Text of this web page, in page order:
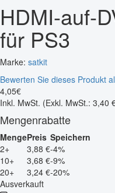
HDMI-auf-
für PS3
Marke: satkit
Bewerten Sie dieses Produkt
4,05€
Inkl. MwSt. (Exkl. MwSt.: 3,40
Mengenrabatte
MengePreis Speichern
2+
3,88 €-4%
10+
3,68 €-9%
20+
3,24 €-20%
Ausverkauft